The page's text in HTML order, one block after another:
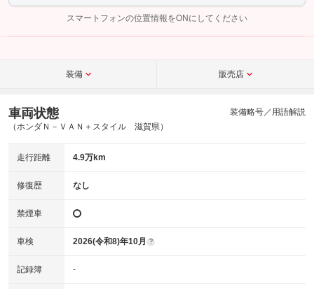
完了してください。
こちら
スマートフォンの位置情報をONにしてください
装備 販売店
車両状態
（ホンダＮ－ＶＡＮ＋スタイル 滋賀県）
装備略号／用語解説
走行距離 4.9万km
修復歴 なし
禁煙車
車検 2026(令和8)年10月 ?
記録簿 -